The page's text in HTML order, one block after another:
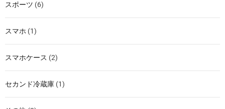
スポーツ (6)
スマホ (1)
スマホケース (2)
セカンド冷蔵庫 (1)